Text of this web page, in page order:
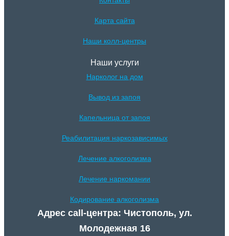
Карта сайта
Наши колл-центры
Наши услуги
Нарколог на дом
Вывод из запоя
Капельница от запоя
Реабилитация наркозависимых
Лечение алкоголизма
Лечение наркомании
Кодирование алкоголизма
Адрес call-центра: Чистополь, ул.
Молодежная 16